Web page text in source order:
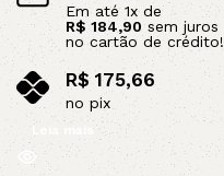
Em até 1x de
R$184,90sem juros
no cartão de crédito!
R$175,66
no pix
Leia mais